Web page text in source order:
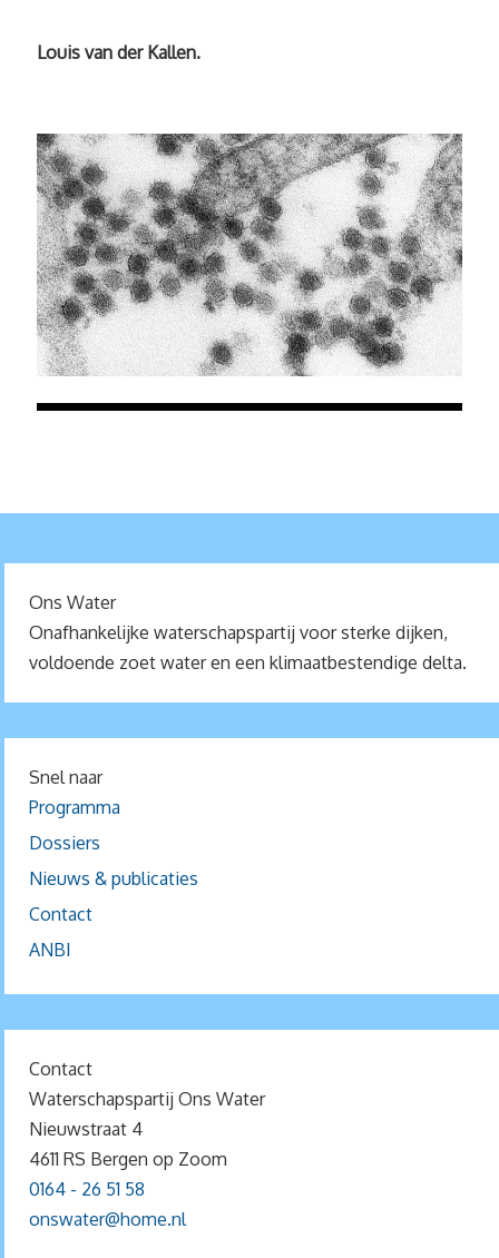
Louis van der Kallen.
Ons Water
Onafhankelijke waterschapspartij voor sterke dijken,
voldoende zoet water en een klimaatbestendige delta.
Snel naar
Programma
Dossiers
Nieuws & publicaties
Contact
ANBI
Contact
Waterschapspartij Ons Water
Nieuwstraat 4
4611 RS Bergen op Zoom
0164 - 26 51 58
onswater@home.nl